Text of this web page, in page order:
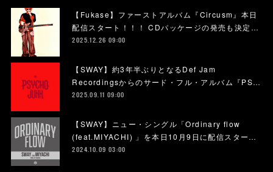
【Fukase】ファーストアルバム『Circusm』本日
配信スタート！！！ CDパッケージの発売も決定…
2025.12.26 09:00
【SWAY】約3年半ぶりとなるDef Jam
Recordingsからのサード・フル・アルバム『PS…
2025.09.11 09:00
【SWAY】ニュー・シングル「Ordinary flow
(feat.MIYACHI) 」を本日10月9日に配信スター…
2024.10.09 03:00